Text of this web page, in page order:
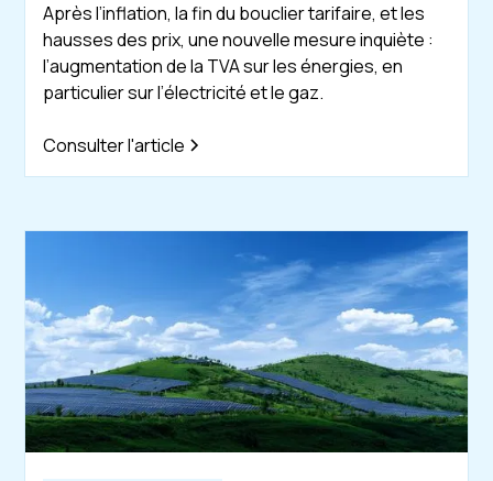
Après l’inflation, la fin du bouclier tarifaire, et les
hausses des prix, une nouvelle mesure inquiète :
l’augmentation de la TVA sur les énergies, en
particulier sur l’électricité et le gaz.
Consulter l'article